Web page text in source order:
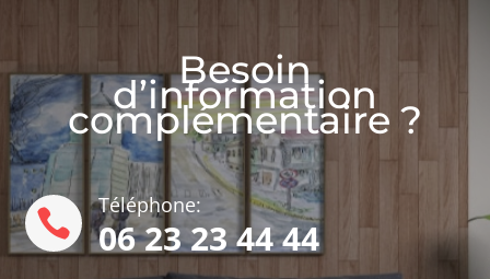
Besoin
d’information
complémentaire ?

Téléphone:
06 23 23 44 44